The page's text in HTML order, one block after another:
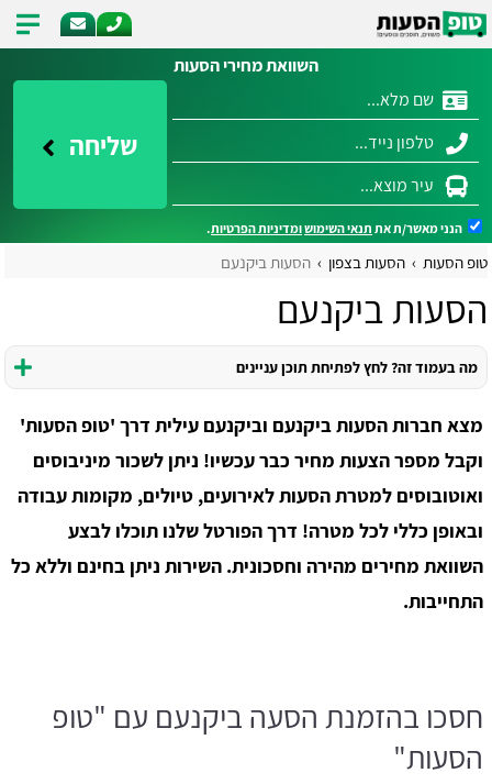
השוואת מחירי הסעות
שליחה
הנני מאשר/ת את תנאי השימושומדיניות הפרטיות.
טופ הסעות הסעות בצפון הסעות ביקנעם
הסעות ביקנעם
מה בעמוד זה? לחץ לפתיחת תוכן עניינים
מצא חברות הסעות ביקנעם וביקנעם עילית דרך 'טופ הסעות'
וקבל מספר הצעות מחיר כבר עכשיו! ניתן לשכור מיניבוסים
ואוטובוסים למטרת הסעות לאירועים, טיולים, מקומות עבודה
ובאופן כללי לכל מטרה! דרך הפורטל שלנו תוכלו לבצע
השוואת מחירים מהירה וחסכונית. השירות ניתן בחינם וללא כל
התחייבות.
חסכו בהזמנת הסעה ביקנעם עם "טופ
הסעות"